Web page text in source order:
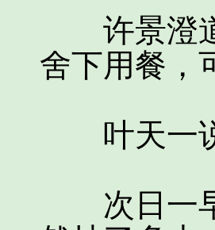
许景澄道
舍下用餐，
叶天一说
次日一早